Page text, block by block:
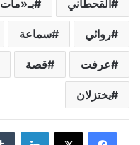
القحطاني بـ«مات
روائي سماعة
عرفت قصة
يختزلان
لينكدإن